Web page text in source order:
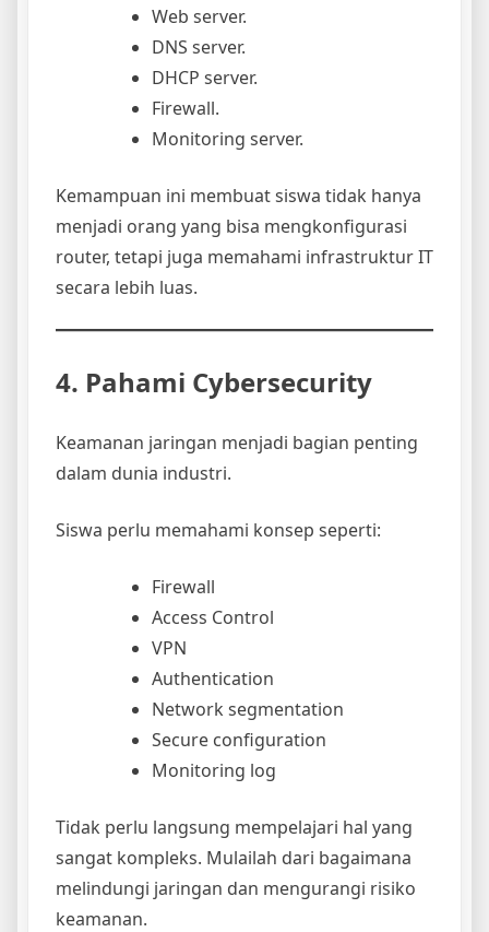
Web server.
DNS server.
DHCP server.
Firewall.
Monitoring server.
Kemampuan ini membuat siswa tidak hanya
menjadi orang yang bisa mengkonfigurasi
router, tetapi juga memahami infrastruktur IT
secara lebih luas.
4. Pahami Cybersecurity
Keamanan jaringan menjadi bagian penting
dalam dunia industri.
Siswa perlu memahami konsep seperti:
Firewall
Access Control
VPN
Authentication
Network segmentation
Secure configuration
Monitoring log
Tidak perlu langsung mempelajari hal yang
sangat kompleks. Mulailah dari bagaimana
melindungi jaringan dan mengurangi risiko
keamanan.